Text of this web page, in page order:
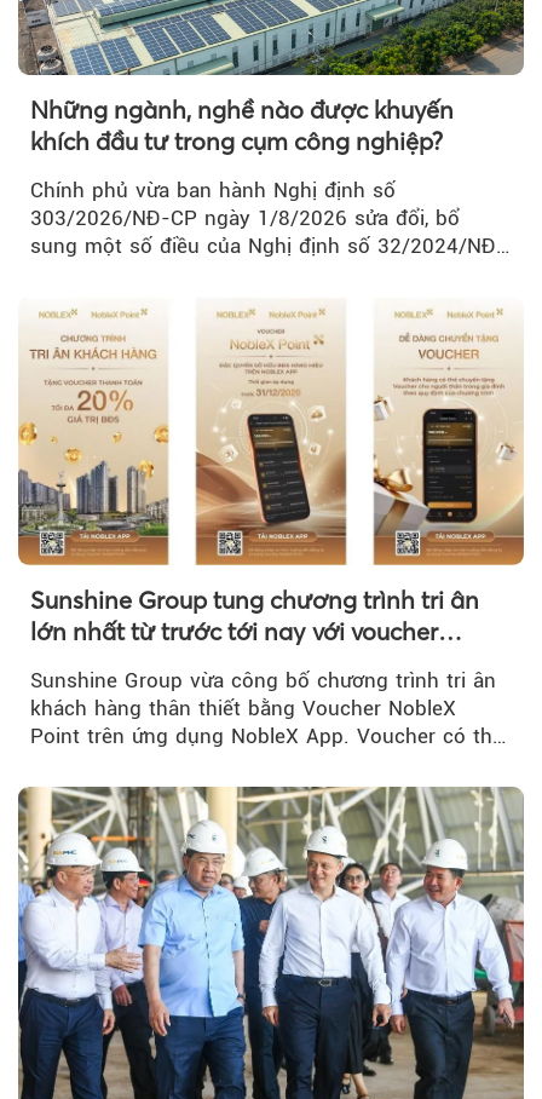
Những ngành, nghề nào được khuyến
khích đầu tư trong cụm công nghiệp?
Chính phủ vừa ban hành Nghị định số
303/2026/NĐ-CP ngày 1/8/2026 sửa đổi, bổ
sung một số điều của Nghị định số 32/2024/NĐ-
Sunshine Group tung chương trình tri ân
lớn nhất từ trước tới nay với voucher
NobleX Point cho khách hàng thân thiết
Sunshine Group vừa công bố chương trình tri ân
khách hàng thân thiết bằng Voucher NobleX
Point trên ứng dụng NobleX App. Voucher có thể